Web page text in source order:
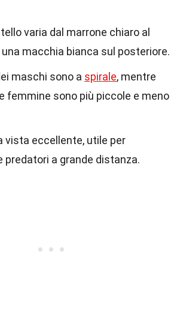
varia dal marrone chiaro al
una macchia bianca sul posteriore.
maschi sono a spirale, mentre
femmine sono più piccole e meno
vista eccellente, utile per
predatori a grande distanza.